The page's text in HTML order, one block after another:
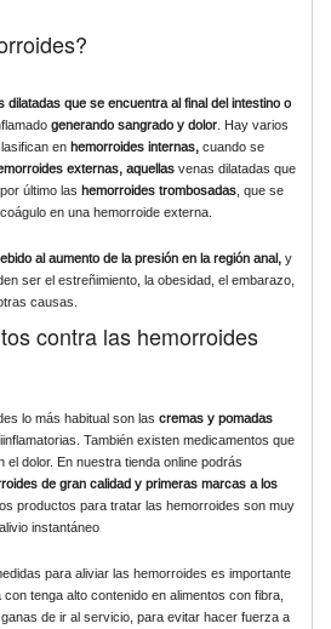
que se encuentra al final del intestino o
generando sangrado y dolor. Hay varios
en hemorroides internas, cuando se
externas, aquellas venas dilatadas que
último las hemorroides trombosadas, que se
en una hemorroide externa.
al aumento de la presión en la región anal, y
ser el estreñimiento, la obesidad, el embarazo,
causas.
contra las hemorroides
lo más habitual son las cremas y pomadas
También existen medicamentos que
dolor. En nuestra tienda online podrás
de gran calidad y primeras marcas a los
productos para tratar las hemorroides son muy
instantáneo
para aliviar las hemorroides es importante
tenga alto contenido en alimentos con fibra,
de ir al servicio, para evitar hacer fuerza a